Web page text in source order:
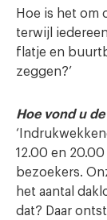
Hoe is het om
terwijl
flatje en
zeggen?’
Hoe vond u de
12.00 en
bezoekers.
het aantal
dat? Daar